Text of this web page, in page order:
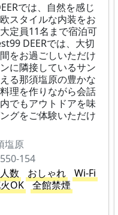
では、自然を感じ
スタイルな内装をお
定員11名まで宿泊可
DEERでは、大切
をお過ごしいただけ
に隣接しているサン
る那須塩原の豊かな
理を作りながら会話
でもアウトドアを味
グをご体験いただけ
塩原
154
数 おしゃれ
Wi-Fi
OK
全館禁煙